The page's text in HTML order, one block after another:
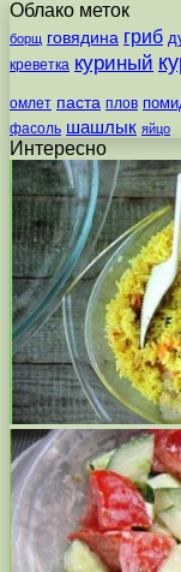
Облако меток
борщ говядина гриб
креветка куриный
омлет паста плов
фасоль шашлык яйцо
Интересно